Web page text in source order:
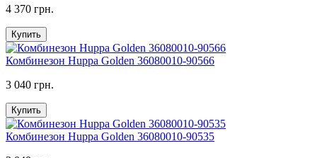
4 370 грн.
Купить
Комбинезон Huppa Golden 36080010-90566
3 040 грн.
Купить
Комбинезон Huppa Golden 36080010-90535